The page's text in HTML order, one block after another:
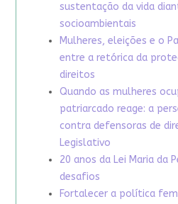
sustentação da vida
socioambientais
Mulheres, eleições e o
entre a retórica da
direitos
Quando as mulheres
patriarcado reage: a
contra defensoras de
Legislativo
20 anos da Lei Maria da
desafios
Fortalecer a política